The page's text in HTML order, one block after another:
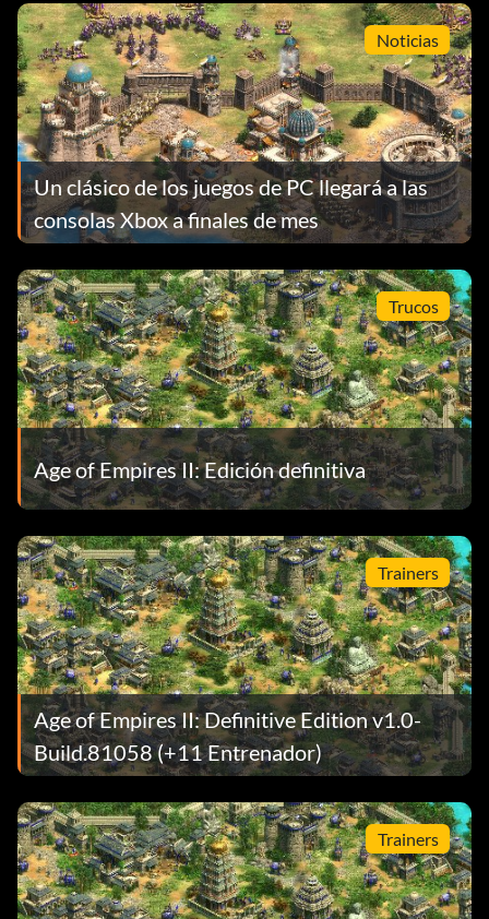
Noticias
Un clásico de los juegos de PC llegará a las
consolas Xbox a finales de mes
Trucos
Age of Empires II: Edición definitiva
Trainers
Age of Empires II: Definitive Edition v1.0-
Build.81058 (+11 Entrenador)
Trainers